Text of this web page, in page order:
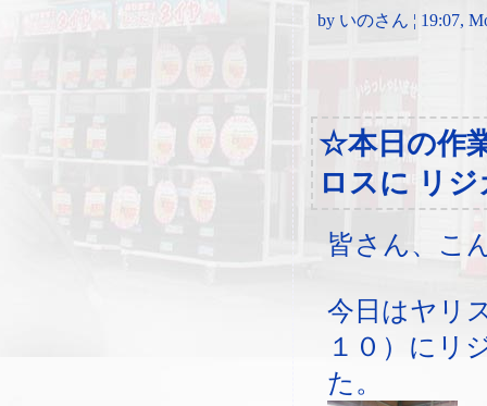
by いのさん ¦ 19:07,
☆本日の作
ロスに リジ
皆さん、こ
今日はヤリ
１０）にリ
た。